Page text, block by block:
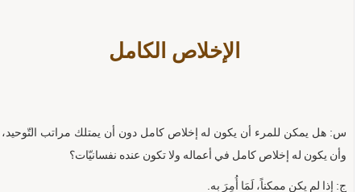
الإخلاص الكامل
س: هل يمكن للمرء أن يكون له إخلاص كامل دون أن يمتلك مراتب التّوحيد،
وأن يكون له إخلاص كامل في أعماله ولا تكون عنده نفسانيّات؟
ج: إذا لم يكن ممكناً، لَمَا أُمِرَ به.